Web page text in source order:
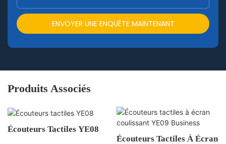
ENVOYER UNE ENQUÊTE MAINTENANT
Produits Associés
Écouteurs Tactiles YE08
Écouteurs Tactiles À Écran